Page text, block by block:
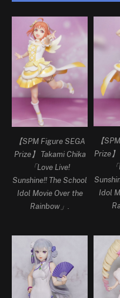
【SPM Figure SEGA
Prize】 Takami Chika
「Love Live!
Sunshine!! The School
Idol Movie Over the
Rainbow」.
【
Prize
Idol